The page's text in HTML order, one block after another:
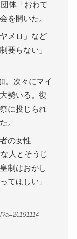
体「おわて
を開いた。
メロ」など
要らない」
。次々にマイ
勢いる。復
に投じられ
。
の女性
人とそうじ
制はおかし
てほしい」